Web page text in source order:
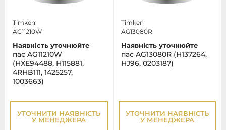
Timken
AG11210W
Наявність уточнюйте
пас AG11210W
(HXE94488, H115881,
4RHB111, 1425257,
1003663)
УТОЧНИТИ НАЯВНІСТЬ
У МЕНЕДЖЕРА
Timken
AG13080R
Наявність уточнюйте
пас AG13080R (H137264,
HJ96, 0203187)
УТОЧНИТИ НАЯВНІСТЬ
У МЕНЕДЖЕРА